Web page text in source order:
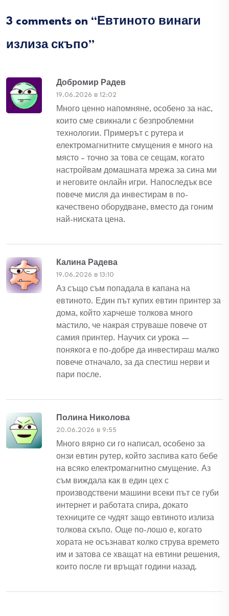
3 comments on “ Евтиното винаги
излиза скъпо”
Добромир Радев
19.06.2026 в 12:02
Много ценно напомняне, особено за нас,
които сме свикнали с безпроблемни
технологии. Примерът с рутера и
електромагнитните смущения е много на
място – точно за това се сещам, когато
настройвам домашната мрежа за сина ми
и неговите онлайн игри. Напоследък все
повече мисля да инвестирам в по-
качествено оборудване, вместо да гоним
най-ниската цена.
Калина Радева
19.06.2026 в 13:10
Аз също съм попадала в капана на
евтиното. Един път купих евтин принтер за
дома, който харчеше толкова много
мастило, че накрая струваше повече от
самия принтер. Научих си урока —
понякога е по-добре да инвестираш малко
повече отначало, за да спестиш нерви и
пари после.
Полина Николова
20.06.2026 в 9:55
Много вярно си го написал, особено за
онзи евтин рутер, който заспива като бебе
на всяко електромагнитно смущение. Аз
съм виждала как в един цех с
производствени машини всеки път се губи
интернет и работата спира, докато
техниците се чудят защо евтиното излиза
толкова скъпо. Още по-лошо е, когато
хората не осъзнават колко струва времето
им и затова се хващат на евтини решения,
които после ги връщат години назад.